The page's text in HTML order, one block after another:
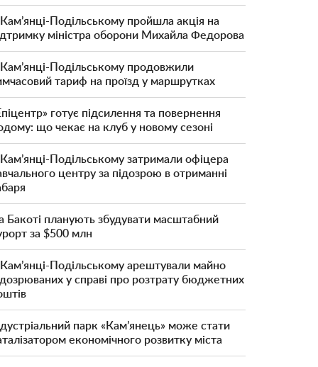
Подільському пройшла акція на
міністра оборони Михайла Федорова
Подільському продовжили
тариф на проїзд у маршрутках
готує підсилення та повернення
що чекає на клуб у новому сезоні
Подільському затримали офіцера
центру за підозрою в отриманні
Бакоті планують збудувати масштабний
за $500 млн
Подільському арештували майно
у справі про розтрату бюджетних
парк «Кам’янець» може стати
економічного розвитку міста